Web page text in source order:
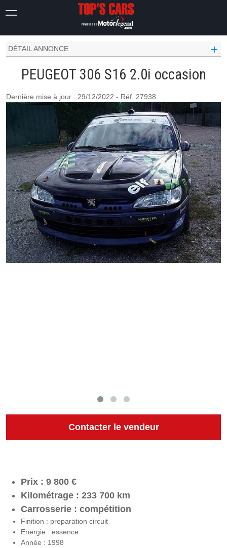
PEUGEOT OCCASION
S16 2.0I
DÉTAIL ANNONCE
+
PEUGEOT 306 S16 2.0i occasion
Dernière mise à jour : 29/12/2022 - Réf. 27938
Prix : 9 800 €
Kilométrage : 233 700 km
Carrosserie : compétition
Finition : preparation circuit
Energie : essence
Année : 1998
Contacter le vendeur